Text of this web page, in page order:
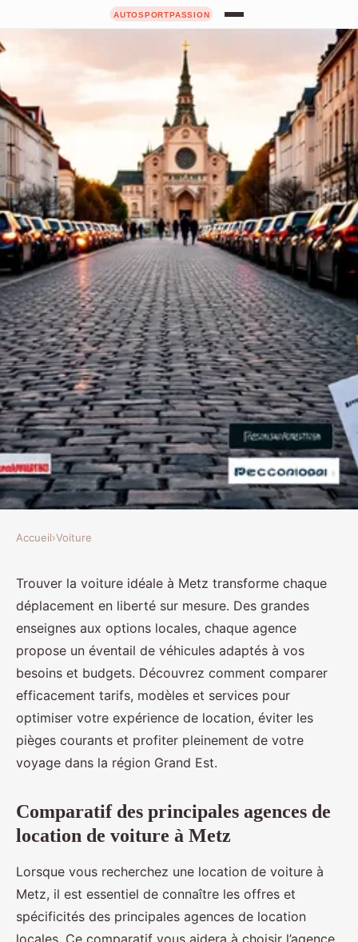
Les meilleures options de
location de voiture à metz pour
votre voyage
Lola•30 septembre 2025•10 min de lecture
Accueil›Voiture
Trouver la voiture idéale à Metz transforme chaque
déplacement en liberté sur mesure. Des grandes
enseignes aux options locales, chaque agence
propose un éventail de véhicules adaptés à vos
besoins et budgets. Découvrez comment comparer
efficacement tarifs, modèles et services pour
optimiser votre expérience de location, éviter les
pièges courants et profiter pleinement de votre
voyage dans la région Grand Est.
Comparatif des principales agences de
location de voiture à Metz
Lorsque vous recherchez une location de voiture à
Metz, il est essentiel de connaître les offres et
spécificités des principales agences de location